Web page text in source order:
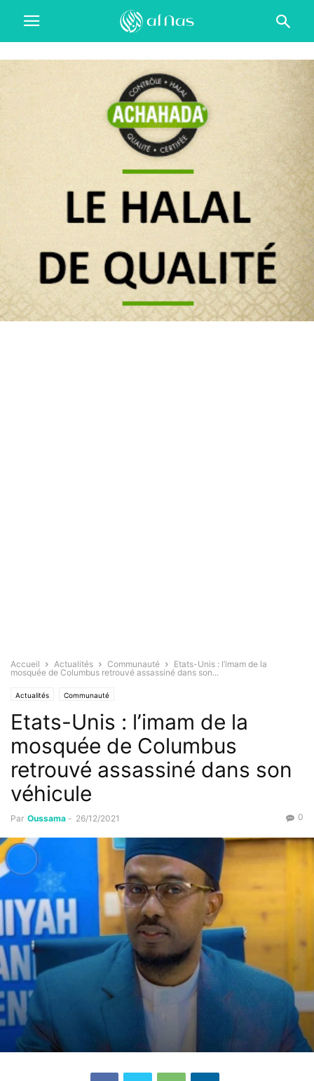
Accueil Actualités Communauté
Etats-Unis : l’imam de la
mosquée de Columbus retrouvé assassiné dans son...
Actualités Communauté
Etats-Unis : l’imam de la
mosquée de Columbus
retrouvé assassiné dans son
véhicule
Par Oussama - 26/12/2021 0